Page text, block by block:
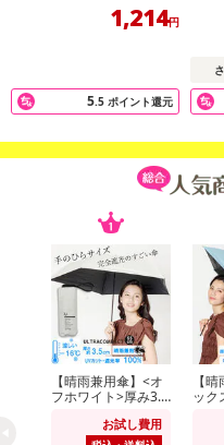
●通気性抜群スポーツキャップ
●汗や水に濡れてもあっとい
●ランニング時はもちろん!そ
●サイズの調節が可能！
●男女兼用なのでみんなでお揃
・原産国（最終加工地）：中国
・原材料/材質/素材：ポリエス
・商品カラー：ダークグレー
1,214円
5.5 ポイント還元
【晴雨兼用傘】<オ
フホワイト>厚み3.5
ズUVカット100％マ
お試し費用
【
ック
軽